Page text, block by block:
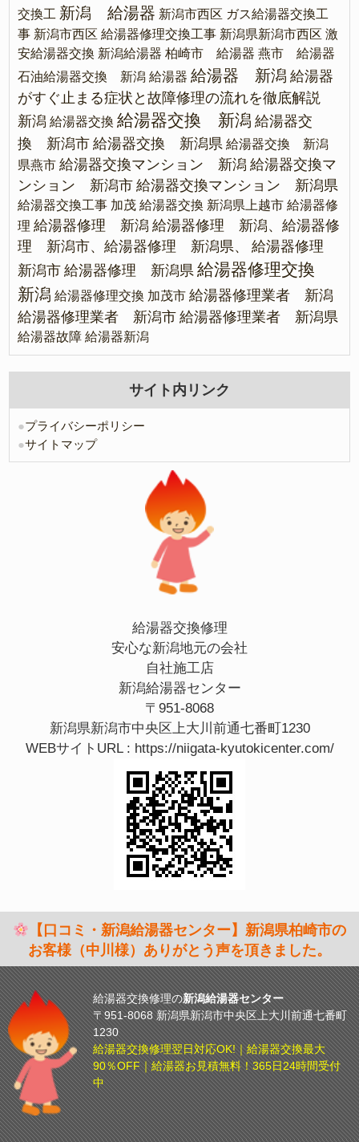
交換工 新潟 給湯器 新潟市西区 ガス給湯器交換工
事 新潟市西区 給湯器修理交換工事 新潟県新潟市西区 激
安給湯器交換 新潟給湯器 柏崎市 給湯器 燕市 給湯器
石油給湯器交換 新潟 給湯器 給湯器 新潟 給湯器
がすぐ止まる症状と故障修理の流れを徹底解説
新潟 給湯器交換 給湯器交換 新潟 給湯器交
換 新潟市 給湯器交換 新潟県 給湯器交換 新潟
県燕市 給湯器交換マンション 新潟 給湯器交換マ
ンション 新潟市 給湯器交換マンション 新潟県
給湯器交換工事 加茂 給湯器交換 新潟県上越市 給湯器修
理 給湯器修理 新潟 給湯器修理 新潟、給湯器修
理 新潟市、給湯器修理 新潟県、
給湯器修理
新潟市 給湯器修理 新潟県 給湯器修理交換
新潟 給湯器修理交換 加茂市 給湯器修理業者 新潟
給湯器修理業者 新潟市 給湯器修理業者 新潟県
給湯器故障 給湯器新潟
サイト内リンク
●プライバシーポリシー
●サイトマップ
給湯器交換修理
安心な新潟地元の会社
自社施工店
新潟給湯器センター
〒951-8068
新潟県新潟市中央区上大川前通七番町1230
WEBサイトURL : https://niigata-kyutokicenter.com/
【口コミ・新潟給湯器センター】新潟県柏崎市の
お客様（中川様）ありがとう声を頂きました。
給湯器交換修理の新潟給湯器センター
〒951-8068 新潟県新潟市中央区上大川前通七番町
1230
給湯器交換修理翌日対応OK!｜給湯器交換最大
90％OFF｜給湯器お見積無料！365日24時間受付
中